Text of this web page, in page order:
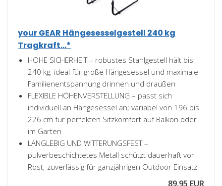
your GEAR Hängesesselgestell 240 kg
Tragkraft...*
HOHE SICHERHEIT – robustes Stahlgestell hält bis
240 kg; ideal für große Hängesessel und maximale
Familienentspannung drinnen und draußen
FLEXIBLE HÖHENVERSTELLUNG – passt sich
individuell an Hängesessel an; variabel von 196 bis
226 cm für perfekten Sitzkomfort auf Balkon oder
im Garten
LANGLEBIG UND WITTERUNGSFEST –
pulverbeschichtetes Metall schützt dauerhaft vor
Rost; zuverlässig für ganzjährigen Outdoor Einsatz
89,95 EUR